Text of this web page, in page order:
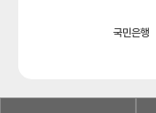
국민은행